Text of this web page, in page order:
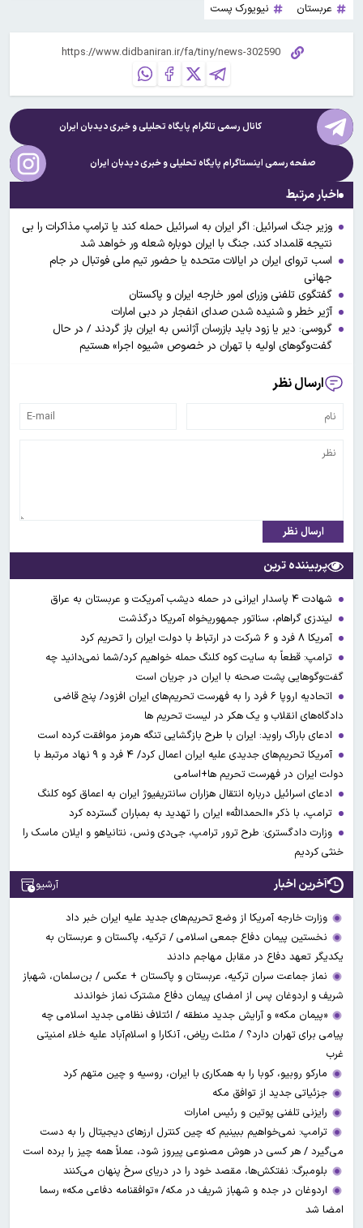
عربستان نیویورک پست
کانال رسمی تلگرام پایگاه تحلیلی و خبریدیدبان ایران
صفحه رسمی اینستاگرام پایگاه تحلیلی و خبریدیدبان ایران
اخبار مرتبط
وزیر جنگ اسرائیل: اگر ایران به اسرائیل حمله کند یا ترامپ مذاکرات را بی
نتیجه قلمداد کند، جنگ با ایران دوباره شعله ور خواهد شد
اسب تروای ایران در ایالات متحده یا حضور تیم ملی فوتبال در جام
جهانی
گفتگوی تلفنی وزرای امور خارجه ایران و پاکستان
آژیر خطر و شنیده شدن صدای انفجار در دبی امارات
گروسی: دیر یا زود باید بازرسان آژانس به ایران باز گردند / در حال
گفت‌وگوهای اولیه با تهران در خصوص «شیوه اجرا» هستیم
ارسال نظر
ارسال نظر
پربیننده ترین
شهادت ۴ پاسدار ایرانی در حمله دیشب آمریکت و عربستان به عراق
لیندزی گراهام، سناتور جمهوریخواه آمریکا درگذشت
آمریکا ۸ فرد و ۶ شرکت در ارتباط با دولت ایران را تحریم کرد
ترامپ: قطعاً به سایت کوه کلنگ حمله خواهیم کرد/شما نمی‌دانید چه
گفت‌وگوهایی پشت صحنه با ایران در جریان است
اتحادیه اروپا ۶ فرد را به فهرست تحریم‌های ایران افزود/ پنج قاضی
دادگاه‌های انقلاب و یک هکر در لیست تحریم ها
ادعای باراک راوید: ایران با طرح بازگشایی تنگه هرمز موافقت کرده است
آمریکا تحریم‌های جدیدی علیه ایران اعمال کرد/ ۴ فرد و ۹ نهاد مرتبط با
دولت ایران در فهرست تحریم ها+اسامی
ادعای اسرائیل درباره انتقال هزاران سانتریفیوژ ایران به اعماق کوه کلنگ
ترامپ، با ذکر «الحمدالله» ایران را تهدید به بمباران گسترده کرد
وزارت دادگستری: طرح ترور ترامپ، جی‌دی ونس، نتانیاهو و ایلان ماسک را
خنثی کردیم
آخرین اخبار آرشیو
وزارت خارجه آمریکا از وضع تحریم‌های جدید علیه ایران خبر داد
نخستین پیمان دفاع جمعی اسلامی / ترکیه، پاکستان و عربستان به
یکدیگر تعهد دفاع در مقابل مهاجم دادند
نماز جماعت سران ترکیه، عربستان و پاکستان + عکس / بن‌سلمان، شهباز
شریف و اردوغان پس از امضای پیمان دفاع مشترک نماز خواندند
«پیمان مکه» و آرایش جدید منطقه / ائتلاف نظامی جدید اسلامی چه
پیامی برای تهران دارد؟ / مثلث ریاض، آنکارا و اسلام‌آباد علیه خلاء امنیتی
غرب
مارکو روبیو، کوبا را به همکاری با ایران، روسیه و چین متهم کرد
جزئیاتی جدید از توافق مکه
رایزنی تلفنی پوتین و رئیس امارات
ترامپ: نمی‌خواهیم ببینیم که چین کنترل ارز‌های دیجیتال را به دست
می‌گیرد / هر کسی در هوش مصنوعی پیروز شود، عملاً همه چیز را برده است
بلومبرگ: نفتکش‌ها، مقصد خود را در دریای سرخ پنهان می‌کنند
اردوغان در جده و شهباز شریف در مکه/ «توافقنامه دفاعی مکه» رسما
امضا شد